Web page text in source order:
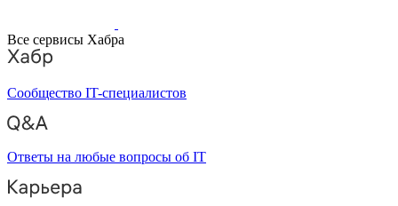
Все сервисы Хабра
Сообщество IT-специалистов
Ответы на любые вопросы об IT